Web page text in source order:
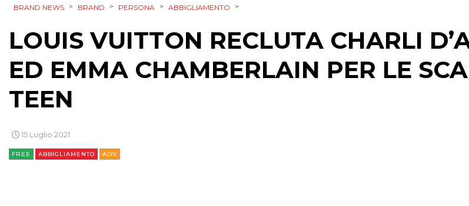
BRAND NEWS > BRAND > PERSONA > ABBIGLIAMENTO >
LOUIS VUITTON RECLUTA CHARLI
ED EMMA CHAMBERLAIN PER LE
TEEN
15 Luglio 2021
FREE ABBIGLIAMENTO ADV